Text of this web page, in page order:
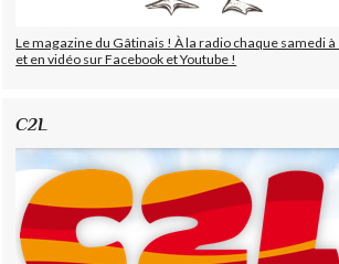
Le magazine du Gâtinais ! À la radio chaque samedi à
et en vidéo sur Facebook et Youtube !
C2L